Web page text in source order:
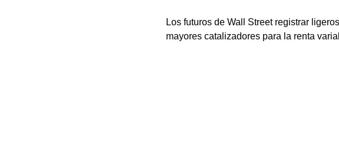
Los futuros de Wall Street registrar
mayores catalizadores para la renta